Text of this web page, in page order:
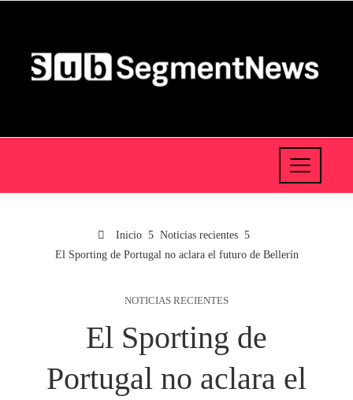
Inicio
Noticias recientes
El Sporting de Portugal no aclara el futuro de Bellerín
NOTICIAS RECIENTES
El Sporting de
Portugal no aclara el